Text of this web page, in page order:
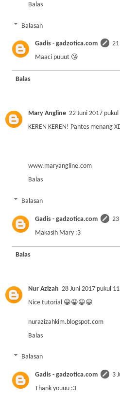
Balas
Balasan
Gadis - gadzotica.com
Maaci puuut 😘
Balas
Mary Angline 22 Juni 2017
KEREN KEREN! Pantes menang
www.maryangline.com
Balas
Balasan
Gadis - gadzotica.com
Makasih Mary :3
Balas
Nur Azizah 28 Juni 2017 pukul
Nice tutorial 😀😀😀😀
nurazizahkim.blogspot.com
Balas
Balasan
Gadis - gadzotica.com
3
Thank youuu :3